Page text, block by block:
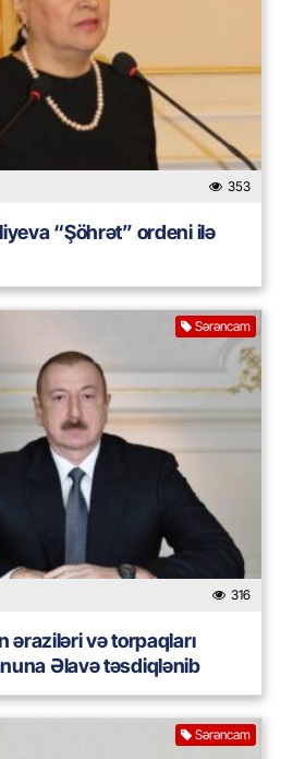
353
“Şöhrət” ordeni ilə
Sərəncam
316
əraziləri və torpaqları
Əlavə təsdiqlənib
Sərəncam